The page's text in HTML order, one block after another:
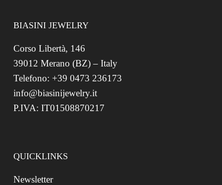
BIASINI JEWELRY
Corso Libertà, 146
39012 Merano (BZ) – Italy
Telefono: +39 0473 236173
info@biasinijewelry.it
P.IVA: IT01508870217
QUICKLINKS
Newsletter